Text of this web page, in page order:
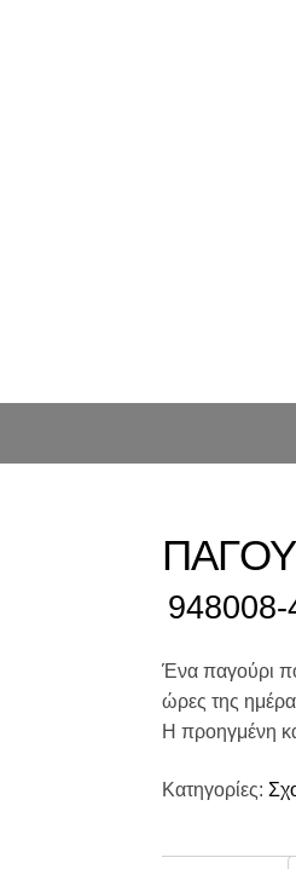
948008-
Ένα παγούρι
ώρες της
Η προηγμένη
Κατηγορίες: